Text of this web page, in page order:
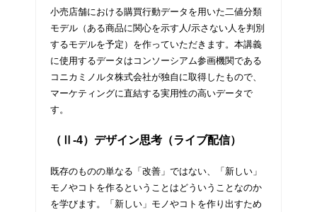
小売店舗における購買行動データを用いた二値分類
モデル（ある商品に関心を示す人/示さない人を判別
するモデルを予定）を作っていただきます。本講義
に使用するデータはコンソーシアム参画機関である
コニカミノルタ株式会社が独自に取得したもので、
マーケティングに直結する実用性の高いデータで
す。
（Ⅱ-4）デザイン思考（ライブ配信）
既存のものの単なる「改善」ではない、「新しい」
モノやコトを作るということはどういうことなのか
を学びます。「新しい」モノやコトを作り出すため